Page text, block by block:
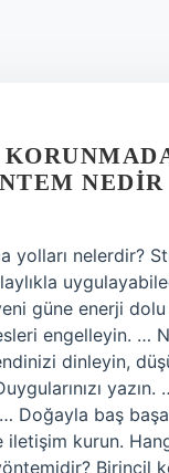
NEDIR
yolları nelerdir?
güne enerji dolu
engelleyin. …
dinleyin,
yazın.
Doğayla baş
kurun.
Birincil